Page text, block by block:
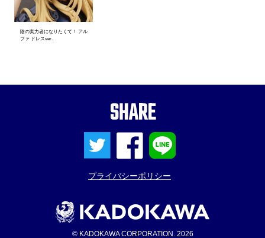
陰の実力者になりたくて！ アル
ファ ドレスver.
SHARE
プライバシーポリシー
© KADOKAWA CORPORATION. 2026